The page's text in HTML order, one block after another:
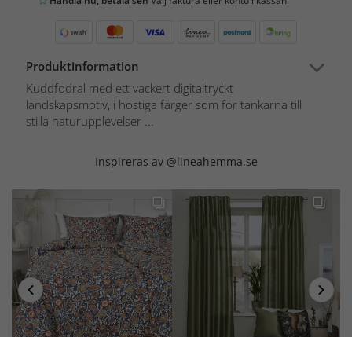
Produktinformation
Kuddfodral med ett vackert digitaltryckt
landskapsmotiv, i höstiga färger som för tankarna till
stilla naturupplevelser ...
Inspireras av @lineahemma.se